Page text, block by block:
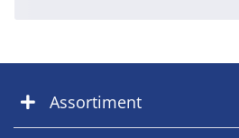
Assortiment